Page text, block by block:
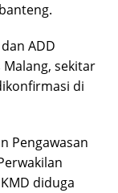
ADD
sekitar
di
Pengawasan
diduga